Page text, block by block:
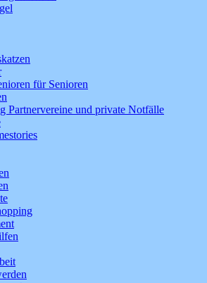
für Senioren
Partnervereine und private Notfälle